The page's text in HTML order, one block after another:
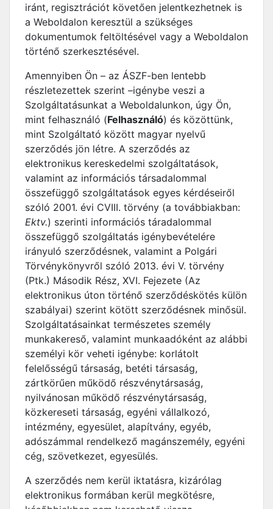
iránt, regisztrációt követően jelentkezhetnek is
a Weboldalon keresztül a szükséges
dokumentumok feltöltésével vagy a Weboldalon
történő szerkesztésével.
Amennyiben Ön – az ÁSZF-ben lentebb
részletezettek szerint –igénybe veszi a
Szolgáltatásunkat a Weboldalunkon, úgy Ön,
mint felhasználó (Felhasználó) és közöttünk,
mint Szolgáltató között magyar nyelvű
szerződés jön létre. A szerződés az
elektronikus kereskedelmi szolgáltatások,
valamint az információs társadalommal
összefüggő szolgáltatások egyes kérdéseiről
szóló 2001. évi CVIII. törvény (a továbbiakban:
Ektv.) szerinti információs táradalommal
összefüggő szolgáltatás igénybevételére
irányuló szerződésnek, valamint a Polgári
Törvénykönyvről szóló 2013. évi V. törvény
(Ptk.) Második Rész, XVI. Fejezete (Az
elektronikus úton történő szerződéskötés külön
szabályai) szerint kötött szerződésnek minősül.
Szolgáltatásainkat természetes személy
munkakereső, valamint munkaadóként az alábbi
személyi kör veheti igénybe: korlátolt
felelősségű társaság, betéti társaság,
zártkörűen működő részvénytársaság,
nyilvánosan működő részvénytársaság,
közkereseti társaság, egyéni vállalkozó,
intézmény, egyesület, alapítvány, egyéb,
adószámmal rendelkező magánszemély, egyéni
cég, szövetkezet, egyesülés.
A szerződés nem kerül iktatásra, kizárólag
elektronikus formában kerül megkötésre,